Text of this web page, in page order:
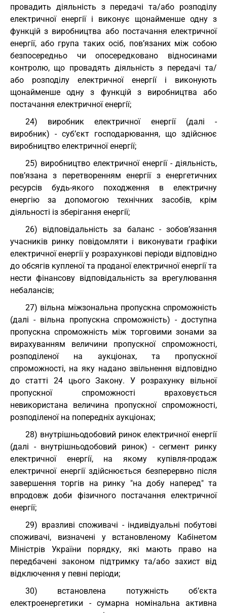
провадить діяльність з передачі та/або розподілу
електричної енергії і виконує щонайменше одну з
функцій з виробництва або постачання електричної
енергії, або група таких осіб, пов’язаних між собою
безпосередньо чи опосередковано відносинами
контролю, що провадять діяльність з передачі та/
або розподілу електричної енергії і виконують
щонайменше одну з функцій з виробництва або
постачання електричної енергії;
24) виробник електричної енергії (далі -
виробник) - суб’єкт господарювання, що здійснює
виробництво електричної енергії;
25) виробництво електричної енергії - діяльність,
пов’язана з перетворенням енергії з енергетичних
ресурсів будь-якого походження в електричну
енергію за допомогою технічних засобів, крім
діяльності із зберігання енергії;
26) відповідальність за баланс - зобов’язання
учасників ринку повідомляти і виконувати графіки
електричної енергії у розрахункові періоди відповідно
до обсягів купленої та проданої електричної енергії та
нести фінансову відповідальність за врегулювання
небалансів;
27) вільна міжзональна пропускна спроможність
(далі - вільна пропускна спроможність) - доступна
пропускна спроможність між торговими зонами за
вирахуванням величини пропускної спроможності,
розподіленої на аукціонах, та пропускної
спроможності, на яку надано звільнення відповідно
до статті 24 цього Закону. У розрахунку вільної
пропускної спроможності враховується
невикористана величина пропускної спроможності,
розподіленої на попередніх аукціонах;
28) внутрішньодобовий ринок електричної енергії
(далі - внутрішньодобовий ринок) - сегмент ринку
електричної енергії, на якому купівля-продаж
електричної енергії здійснюється безперервно після
завершення торгів на ринку "на добу наперед" та
впродовж доби фізичного постачання електричної
енергії;
29) вразливі споживачі - індивідуальні побутові
споживачі, визначені у встановленому Кабінетом
Міністрів України порядку, які мають право на
передбачені законом підтримку та/або захист від
відключення у певні періоди;
30) встановлена потужність об’єкта
електроенергетики - сумарна номінальна активна